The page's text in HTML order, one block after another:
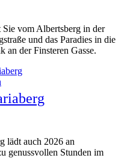
vom Alberts­berg in der
und das Para­dies in die
an der Fins­te­ren Gasse.
lädt auch 2026 an
genussvollen Stunden im